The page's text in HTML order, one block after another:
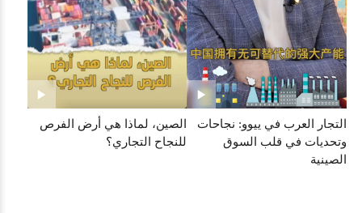
التجار العرب في ييوو: نجاحات
وتحديات في قلب السوق
الصينية
الصين، لماذا هي أرض الفرص
للنجاح التجاري؟